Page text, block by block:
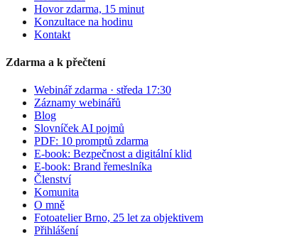
Hovor zdarma, 15 minut
Konzultace na hodinu
Kontakt
Zdarma a k přečtení
Webinář zdarma · středa 17:30
Záznamy webinářů
Blog
Slovníček AI pojmů
PDF: 10 promptů zdarma
E-book: Bezpečnost a digitální klid
E-book: Brand řemeslníka
Členství
Komunita
O mně
Fotoatelier Brno, 25 let za objektivem
Přihlášení